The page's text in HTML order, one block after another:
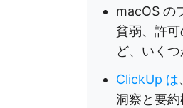
macOS の
貧弱、許
ど、いくつ
ClickUp は
洞察と要